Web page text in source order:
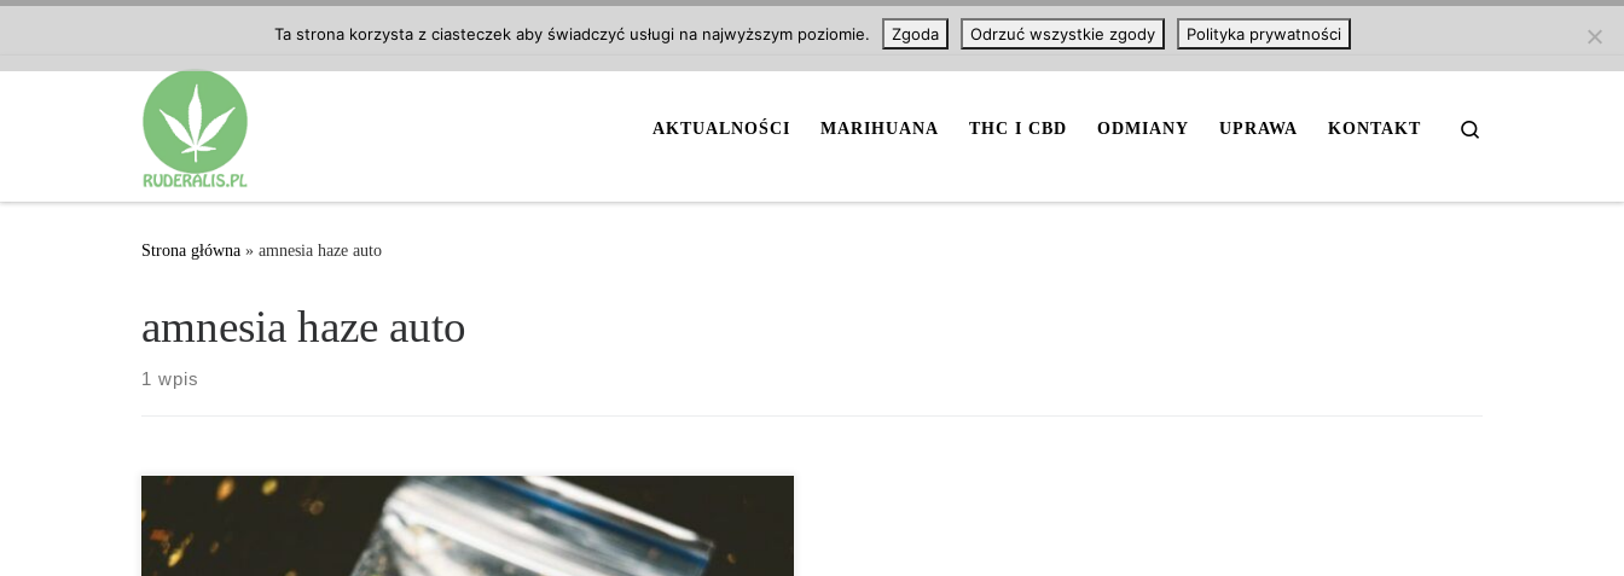
AKTUALNOŚCI MARIHUANA THC I CBD ODMIANY UPRAWA KONTAKT
Strona główna » amnesia haze auto
amnesia haze auto
1 wpis
Ta strona korzysta z ciasteczek aby świadczyć usługi na najwyższym poziomie. Zgoda Odrzuć wszystkie zgody Polityka prywatności